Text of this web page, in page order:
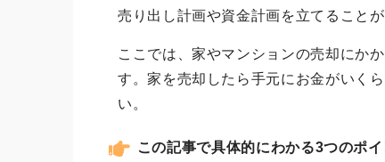
売り出し計画や資金計画を立てることが
ここでは、家やマンションの売却にか
す。家を売却したら手元にお金がいく
い。
この記事で具体的にわかる3つのポイ